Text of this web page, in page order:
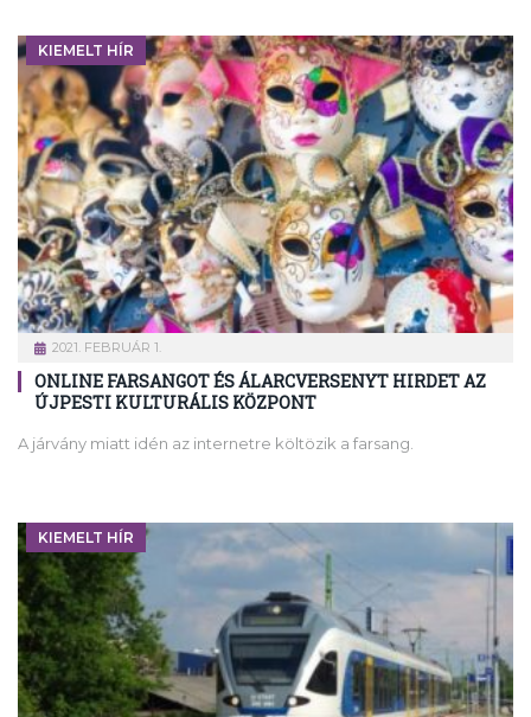
KIEMELT HÍR
2021. FEBRUÁR 1.
ONLINE FARSANGOT ÉS ÁLARCVERSENYT HIRDET AZ
ÚJPESTI KULTURÁLIS KÖZPONT
A járvány miatt idén az internetre költözik a farsang.
KIEMELT HÍR